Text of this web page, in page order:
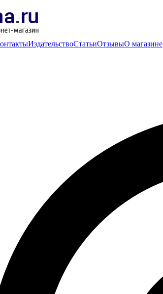
ИздательствоСтатьиОтзывыО магазине